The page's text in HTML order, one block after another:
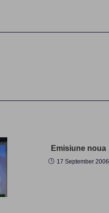
Emisiune noua
17 September 2006